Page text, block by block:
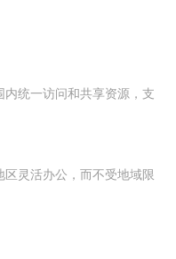
统一访问和共享资源，支
灵活办公，而不受地域限